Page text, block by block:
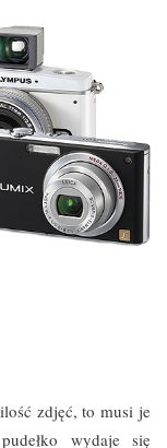
zdjęć, to musi je
wydaje się